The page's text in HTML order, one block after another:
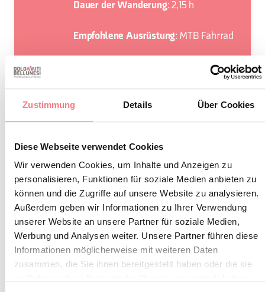
Zustimmung Details Über Cookies
Diese Webseite verwendet Cookies
Wir verwenden Cookies, um Inhalte und Anzeigen zu
personalisieren, Funktionen für soziale Medien anbieten zu
können und die Zugriffe auf unsere Website zu analysieren.
Außerdem geben wir Informationen zu Ihrer Verwendung
unserer Website an unsere Partner für soziale Medien,
Werbung und Analysen weiter. Unsere Partner führen diese
Informationen möglicherweise mit weiteren Daten
zusammen, die Sie ihnen bereitgestellt haben oder die sie
Dauer der Wanderung: 2,15 h
Empfohlene Ausrüstung: MTB Fahrrad
Verbot der Blumenentnahme
Verbot von Badeaktivitäten
Kein Lärm
Verbot von Feueranzündungen
Keine Abfälle herumliegen lassen,
sondern in die vorgesehenen
Behälter entsorgen (auch